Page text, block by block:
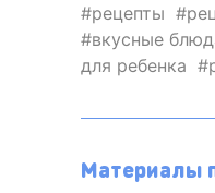
рецепты
вкусные
для ребенка
Материалы